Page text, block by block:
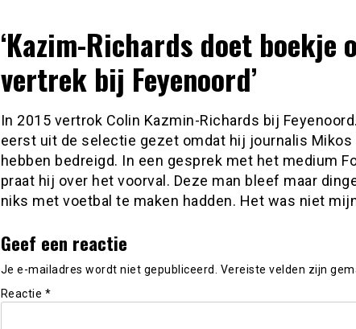
‘Kazim-Richards doet boekje
vertrek bij Feyenoord’
In 2015 vertrok Colin Kazmin-Richards bij
eerst uit de selectie gezet omdat hij journalis Mikos
hebben bedreigd. In een gesprek met het medium
praat hij over het voorval. Deze man bleef maar
niks met voetbal te maken hadden. Het was niet
Geef een reactie
Je e-mailadres wordt niet gepubliceerd. Vereiste velden zijn
Reactie *